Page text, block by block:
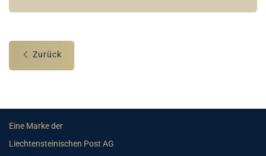
Zurück
Eine Marke der
Liechtensteinischen Post AG